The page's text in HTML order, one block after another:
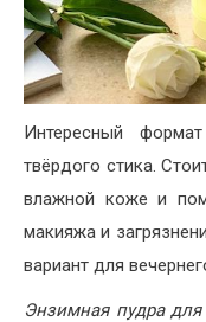
Интересный
твёрдого стика.
влажной коже и
макияжа и
вариант для
Энзимная пудра